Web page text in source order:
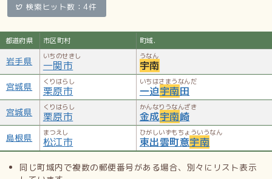
検索ヒット数：4件
都道府県 市区町村 町域.
岩手県 いちのせきし
一関市
うなん
宇南
宮城県 くりはらし
栗原市
いちはさまうなんだ
一迫宇南田
宮城県 くりはらし
栗原市
かんなりうなんざき
金成宇南崎
島根県 まつえし
松江市
ひがしいずもちょういうなん
東出雲町意宇南
同じ町域内で複数の郵便番号がある場合、別々にリスト表示